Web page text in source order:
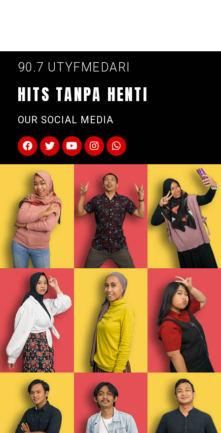
90.7 UTYFMEDARI
HITS TANPA HENTI
OUR SOCIAL MEDIA